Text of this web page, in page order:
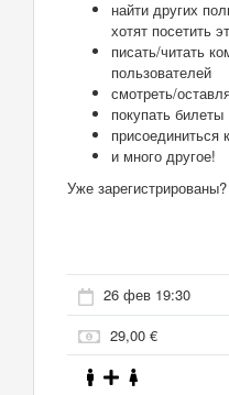
найти других
хотят посетить
писать/читать
пользователей
смотреть/
покупать билеты
присоединиться
и много другое!
Уже зарегистрированы?
26 фев 19:30
29,00 €